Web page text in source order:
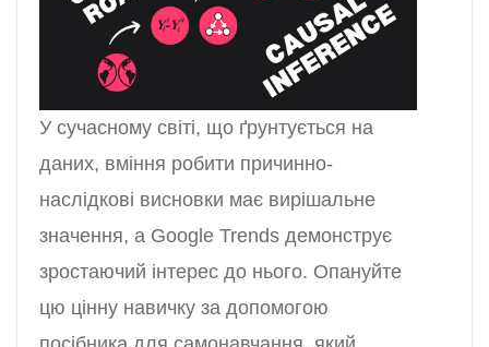
У сучасному світі, що ґрунтується на
даних, вміння робити причинно-
наслідкові висновки має вирішальне
значення, а Google Trends демонструє
зростаючий інтерес до нього. Опануйте
цю цінну навичку за допомогою